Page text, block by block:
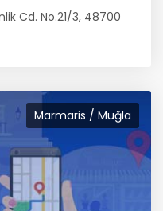
Cd. No.21/3, 48700
Marmaris / Muğla